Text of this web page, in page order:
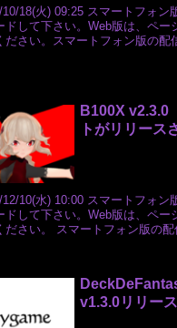
18(火) 09:25 スマートフォン
ドして下さい。Web版は、ペー
ださい。スマートフォン版の配
B100X v2.3.0
トがリリース
10(水) 10:00 スマートフォン
ドして下さい。Web版は、ペー
ださい。 スマートフォン版の配
v1.3.0リリー